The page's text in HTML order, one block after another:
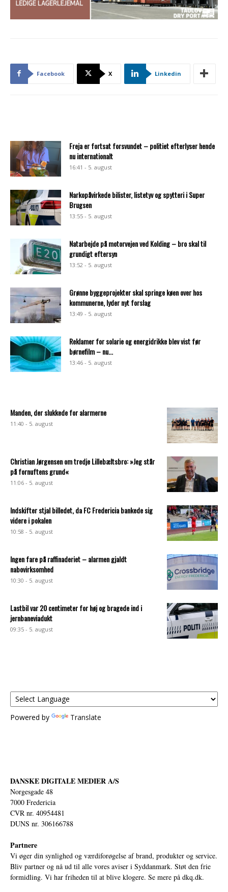
Facebook X Linkedin
Freja er fortsat forsvundet – politiet efterlyser hende
nu internationalt
16:41 - 5. august
Narkopåvirkede bilister, listetyv og spytteri i Super
Brugsen
13:55 - 5. august
Natarbejde på motorvejen ved Kolding – bro skal til
grundigt eftersyn
13:52 - 5. august
Grønne byggeprojekter skal springe køen over hos
kommunerne, lyder nyt forslag
13:49 - 5. august
Reklamer for solarie og energidrikke blev vist før
børnefilm – nu...
13:46 - 5. august
Manden, der slukkede for alarmerne
11:40 - 5. august
Christian Jørgensen om tredje Lillebæltsbro: »Jeg står
på fornuftens grund«
11:06 - 5. august
Indskifter stjal billedet, da FC Fredericia bankede sig
videre i pokalen
10:58 - 5. august
Ingen fare på raffinaderiet – alarmen gjaldt
nabovirksomhed
10:30 - 5. august
Lastbil var 20 centimeter for høj og bragede ind i
jernbaneviadukt
09:35 - 5. august
Powered by Translate
DANSKE DIGITALE MEDIER A/S
Norgesgade 48
7000 Fredericia
CVR nr. 40954481
DUNS nr. 306166788
Partnere
Vi øger din synlighed og værdiforøgelse af brand, produkter og service.
Bliv partner og nå ud til alle vores aviser i Syddanmark. Støt den frie
formidling. Vi har friheden til at blive klogere. Se mere på dkq.dk.